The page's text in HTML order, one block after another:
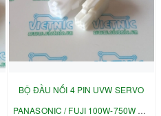
BỘ ĐẦU NỐI 4 PIN UVW SERVO
PANASONIC / FUJI 100W-750W FL-